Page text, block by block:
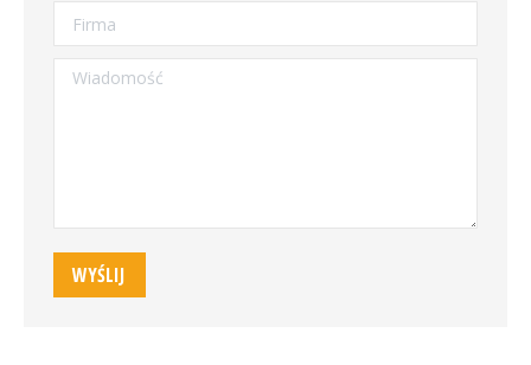
Firma
Wiadomość
WYŚLIJ